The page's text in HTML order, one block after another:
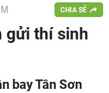
CHIA SẺ
gửi thí sinh
bay Tân Sơn